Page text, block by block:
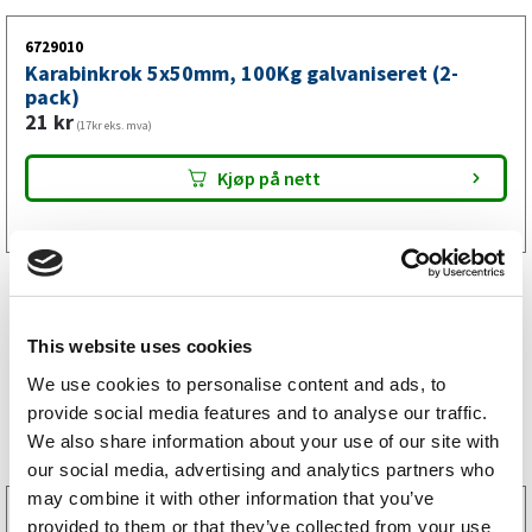
This website uses cookies
We use cookies to personalise content and ads, to
provide social media features and to analyse our traffic.
We also share information about your use of our site with
our social media, advertising and analytics partners who
may combine it with other information that you’ve
provided to them or that they’ve collected from your use
6729010
Karabinkrok 5x50mm, 100Kg galvaniseret (2-
pack)
21 kr (17kr eks. mva)
Kjøp på nett
Bestselgere
3160052